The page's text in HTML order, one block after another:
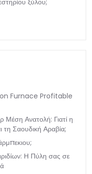
ξύλου;
Furnace Profitable
Ανατολή: Γιατί η
τη Σαουδική Αραβία;
Η Πύλη σας σε